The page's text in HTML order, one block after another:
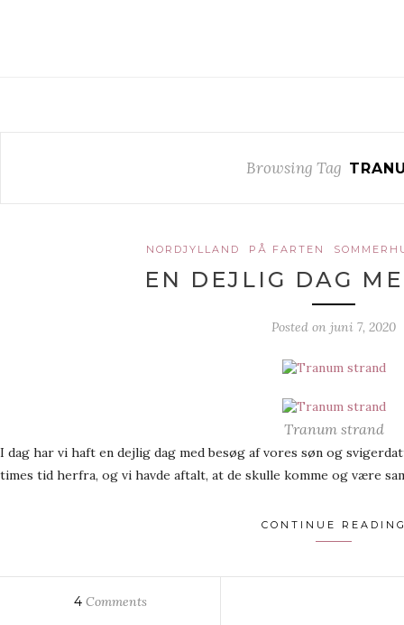
Browsing Tag
NORDJYLLAND PÅ FARTEN
EN DEJLIG DAG
Posted on juni 7, 2020
Tranum strand
I dag har vi haft en dejlig dag med besøg af vores søn og
times tid herfra, og vi havde aftalt, at de skulle komme og være
CONTINUE
4Comments